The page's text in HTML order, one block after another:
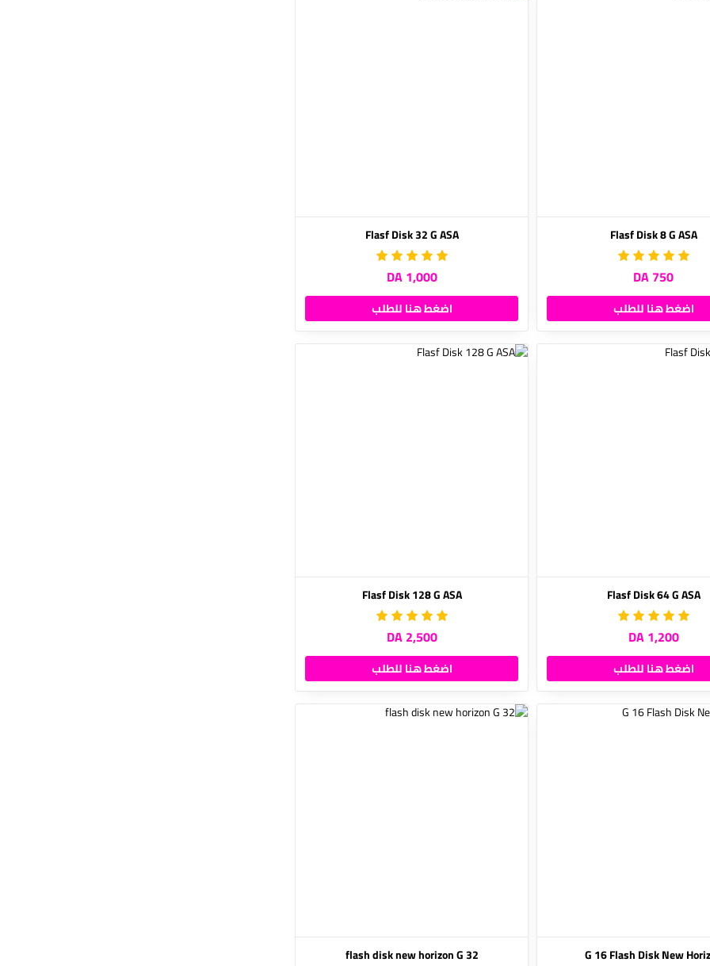
Flasf Disk 8 G ASA
750 DA
اضغط هنا للطلب
Flasf Disk 32 G ASA
1,000 DA
اضغط هنا للطلب
Flasf Disk 64 G ASA
1,200 DA
اضغط هنا للطلب
Flasf Disk 128 G ASA
2,500 DA
اضغط هنا للطلب
G 16 Flash Disk New
32 flash disk new horizon G